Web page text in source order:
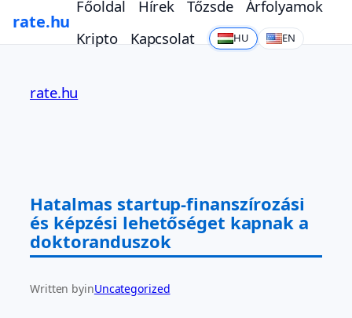
rate.hu
Főoldal Hírek Tőzsde
Árfolyamok
Kripto
Kapcsolat HU EN
tartalomhoz
rate.hu
Hatalmas startup-finanszírozási
és képzési lehetőséget kapnak a
doktoranduszok
Written byinUncategorized